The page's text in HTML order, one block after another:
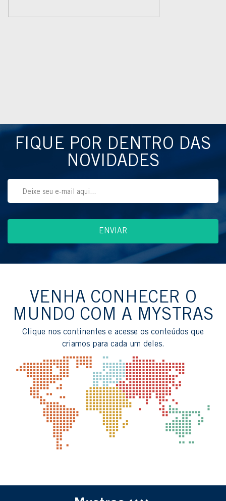
FIQUE POR DENTRO DAS
NOVIDADES
VENHA CONHECER O
MUNDO COM A MYSTRAS
Clique nos continentes e acesse os conteúdos que
criamos para cada um deles.